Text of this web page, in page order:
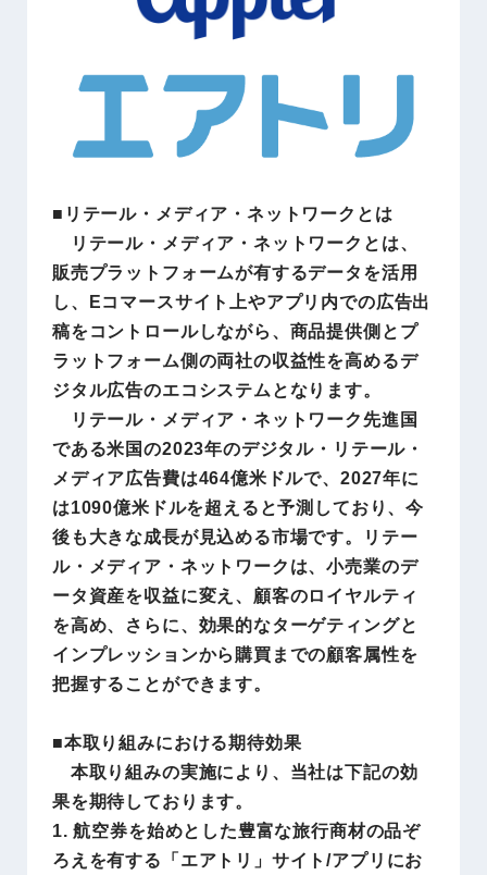
■リテール・メディア・ネットワークとは
リテール・メディア・ネットワークとは、
販売プラットフォームが有するデータを活用
し、Eコマースサイト上やアプリ内での広告出
稿をコントロールしながら、商品提供側とプ
ラットフォーム側の両社の収益性を高めるデ
ジタル広告のエコシステムとなります。
リテール・メディア・ネットワーク先進国
である米国の2023年のデジタル・リテール・
メディア広告費は464億米ドルで、2027年に
は1090億米ドルを超えると予測しており、今
後も大きな成長が見込める市場です。リテー
ル・メディア・ネットワークは、小売業のデ
ータ資産を収益に変え、顧客のロイヤルティ
を高め、さらに、効果的なターゲティングと
インプレッションから購買までの顧客属性を
把握することができます。
■本取り組みにおける期待効果
本取り組みの実施により、当社は下記の効
果を期待しております。
1. 航空券を始めとした豊富な旅行商材の品ぞ
ろえを有する「エアトリ」サイト/アプリにお